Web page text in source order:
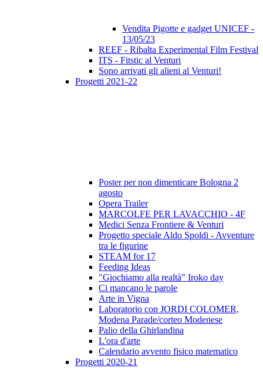
Vendita Pigotte e gadget UNICEF -
13/05/23
REEF - Ribalta Experimental Film Festival
ITS - Fitstic al Venturi
Sono arrivati gli alieni al Venturi!
Progetti 2021-22
Poster per non dimenticare Bologna 2
agosto
Opera Trailer
MARCOLFE PER LAVACCHIO - 4F
Medici Senza Frontiere & Venturi
Progetto speciale Aldo Spoldi - Avventure
tra le figurine
STEAM for 17
Feeding Ideas
"Giochiamo alla realtà" Iroko day
Ci mancano le parole
Arte in Vigna
Laboratorio con JORDI COLOMER,
Modena Parade/corteo Modenese
Palio della Ghirlandina
L'ora d'arte
Calendario avvento fisico matematico
Progetti 2020-21